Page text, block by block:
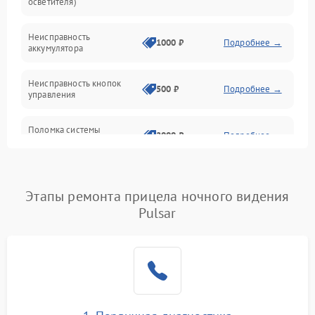
Неисправность
аккумулятора
1000 ₽ Подробнее →
Неисправность кнопок
управления
500 ₽ Подробнее →
Поломка системы
2000 ₽ Подробнее →
Этапы ремонта прицела ночного видения
Pulsar